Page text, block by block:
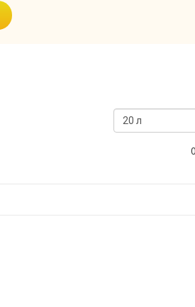
20 л